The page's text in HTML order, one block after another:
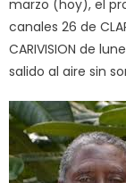
marzo (hoy), el
canales 26 de
CARIVISION de
salido al aire sin